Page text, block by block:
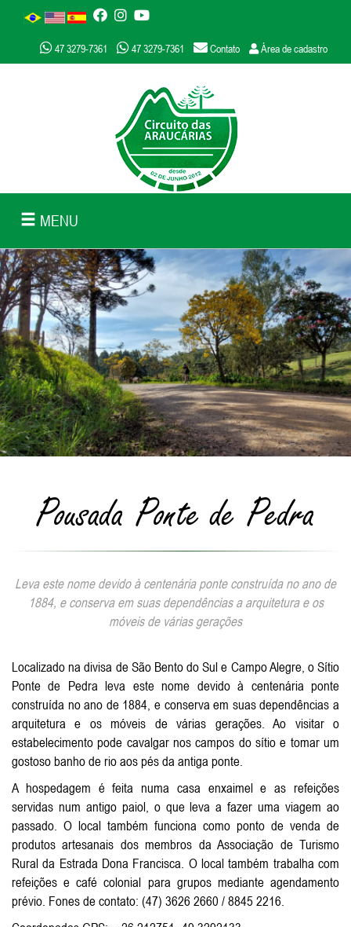
47 3279-7361 47 3279-7361 Contato Área de cadastro
MENU
Pousada Ponte de Pedra
Leva este nome devido à centenária ponte construída no ano de
1884, e conserva em suas dependências a arquitetura e os
móveis de várias gerações
Localizado na divisa de São Bento do Sul e Campo Alegre, o Sítio
Ponte de Pedra leva este nome devido à centenária ponte
construída no ano de 1884, e conserva em suas dependências a
arquitetura e os móveis de várias gerações. Ao visitar o
estabelecimento pode cavalgar nos campos do sítio e tomar um
gostoso banho de rio aos pés da antiga ponte.
A hospedagem é feita numa casa enxaimel e as refeições
servidas num antigo paiol, o que leva a fazer uma viagem ao
passado. O local também funciona como ponto de venda de
produtos artesanais dos membros da Associação de Turismo
Rural da Estrada Dona Francisca. O local também trabalha com
refeições e café colonial para grupos mediante agendamento
prévio. Fones de contato: (47) 3626 2660 / 8845 2216.